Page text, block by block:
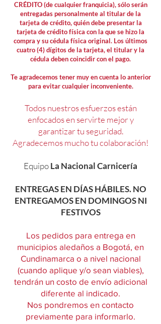
CRÉDITO (de cualquier franquicia), sólo serán
entregadas personalmente al titular de la
tarjeta de crédito, quién debe presentar la
tarjeta de crédito física con la que se hizo la
compra y su cédula física original. Los últimos
cuatro (4) dígitos de la tarjeta, el titular y la
cédula deben coincidir con el pago.
Te agradecemos tener muy en cuenta lo anterior
para evitar cualquier inconveniente.
Todos nuestros esfuerzos están
enfocados en servirte mejor y
garantizar tu seguridad.
Agradecemos mucho tu colaboración!
EquipoLa Nacional Carnicería
ENTREGAS EN DÍAS HÁBILES. NO
ENTREGAMOS EN DOMINGOS NI
FESTIVOS
Los pedidos para entrega en
municipios aledaños a Bogotá, en
Cundinamarca o a nivel nacional
(cuando aplique y/o sean viables),
tendrán un costo de envío adicional
diferente al indicado.
Nos pondremos en contacto
previamente para informarlo.